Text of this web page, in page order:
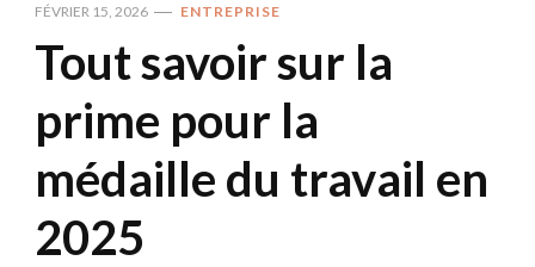
FÉVRIER 15, 2026 ENTREPRISE
Tout savoir sur la
prime pour la
médaille du travail en
2025